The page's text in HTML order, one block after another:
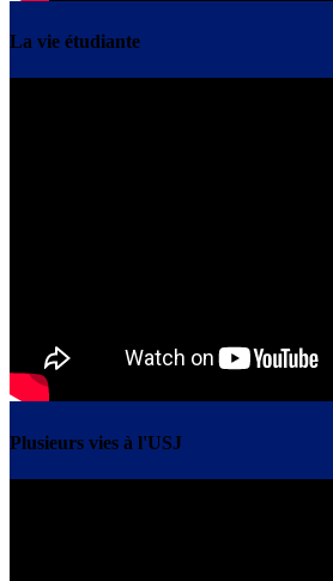
La vie étudiante
Plusieurs vies à l'USJ